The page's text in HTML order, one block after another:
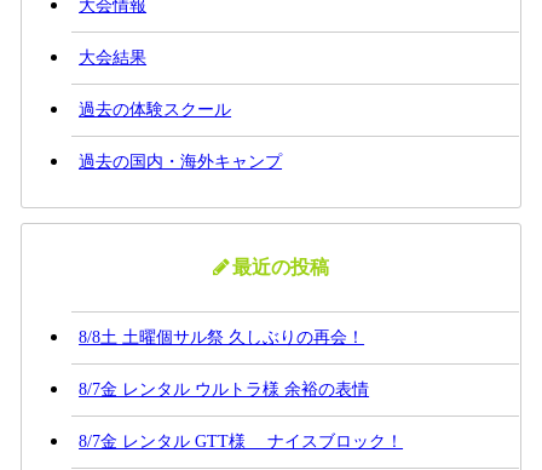
大会情報
大会結果
過去の体験スクール
過去の国内・海外キャンプ
最近の投稿
8/8土 土曜個サル祭 久しぶりの再会！
8/7金 レンタル ウルトラ様 余裕の表情
8/7金 レンタル GTT様 ナイスブロック！